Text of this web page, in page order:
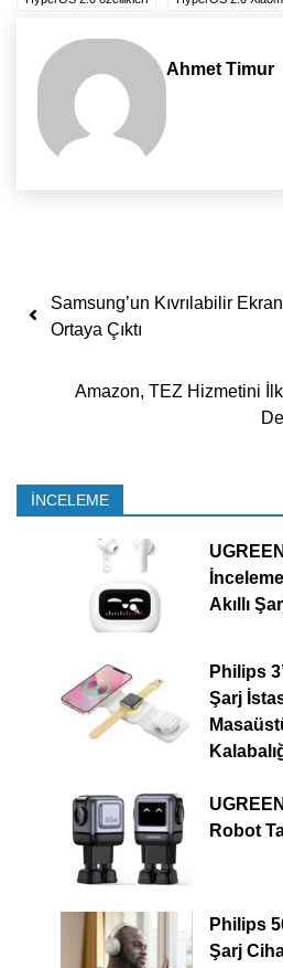
Ahmet Timur
Yazı dolaşımı
Samsung’un Kıvrılabilir
Ortaya Çıktı
Amazon, TEZ Hizmetini
İNCELEME
Akıllı
Philips
Şarj
Robot
Philips
Şarj